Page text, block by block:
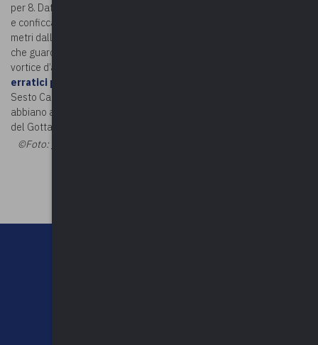
per 8. Data la forte inclinazione, è probabile che la parte sommersa
e conficcata nel terreno sia imponente. Il macigno si erge a pochi
metri dalla riva e conserva una piccola marmitta alla base del lato
che guarda verso il lago, ovvero una cavità cilindrica scavata da un
vortice d’acqua e da ciottoli. Il Sass Cavalàsc è uno dei tanti
erratici presenti a Ranco
Sesto Calende. Testimoni dell’ultima glaciazione, si ipotizza che
abbiano avuto origine da una colossale frana avvenuta nelle valli
del Gottardo o del Sempione.
©Foto: